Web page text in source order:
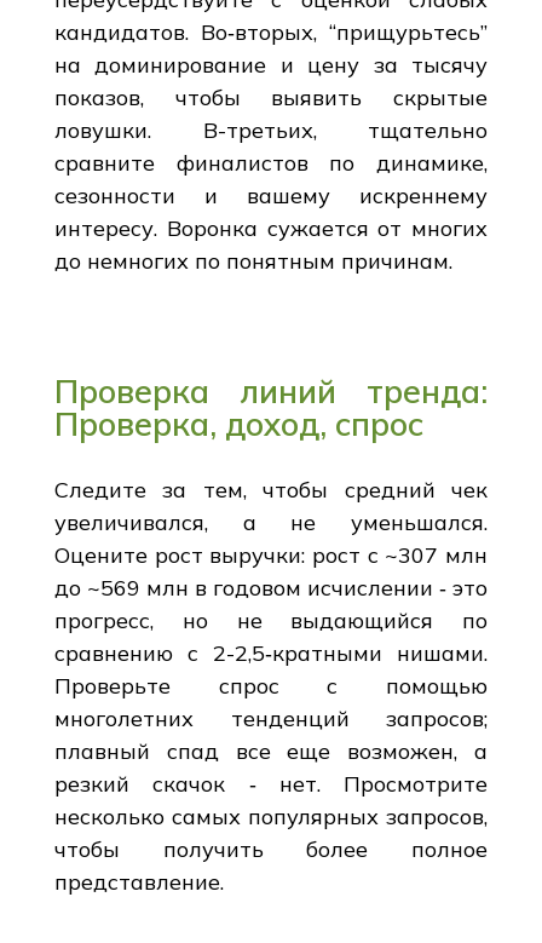
кандидатов. Во‑вторых, “прищурьтесь”
на доминирование и цену за тысячу
показов, чтобы выявить скрытые
ловушки. В-третьих, тщательно
сравните финалистов по динамике,
сезонности и вашему искреннему
интересу. Воронка сужается от многих
до немногих по понятным причинам.
Проверка линий тренда:
Проверка, доход, спрос
Следите за тем, чтобы средний чек
увеличивался, а не уменьшался.
Оцените рост выручки: рост с ~307 млн
до ~569 млн в годовом исчислении ‑ это
прогресс, но не выдающийся по
сравнению с 2-2,5‑кратными нишами.
Проверьте спрос с помощью
многолетних тенденций запросов;
плавный спад все еще возможен, а
резкий скачок ‑ нет. Просмотрите
несколько самых популярных запросов,
чтобы получить более полное
представление.